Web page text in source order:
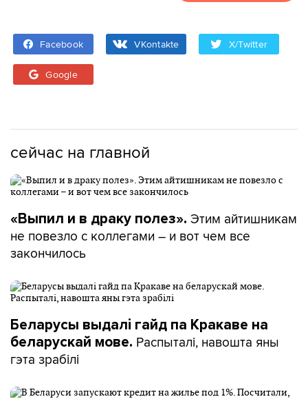
Facebook VKontakte X/Twitter
Google
сейчас на главной
«Выпил и в драку полез». Этим айтишникам
не повезло с коллегами – и вот чем все
закончилось
Беларусы выдалі гайд па Кракаве на
беларускай мове. Распыталі, навошта яны
гэта зрабілі